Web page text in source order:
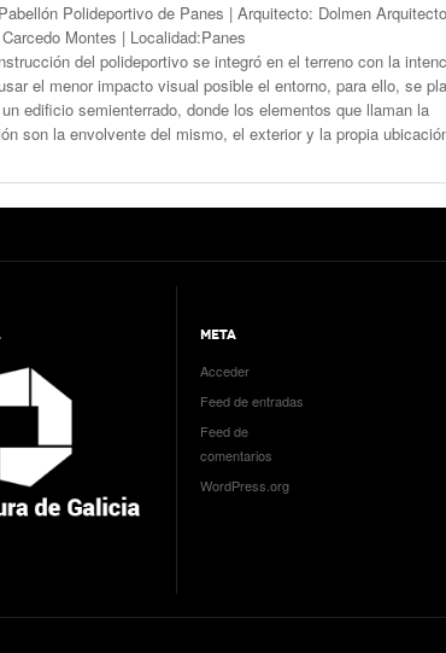
Polideportivo de Panes | Arquitecto: Dolmen
Montes | Localidad:Panes
del polideportivo se integró en el terreno con la
el menor impacto visual posible el entorno, para ello, se
edificio semienterrado, donde los elementos que llaman la
son la envolvente del mismo, el exterior y la propia
META
Acceder
Feed de entradas
Feed de
comentarios
WordPress.org